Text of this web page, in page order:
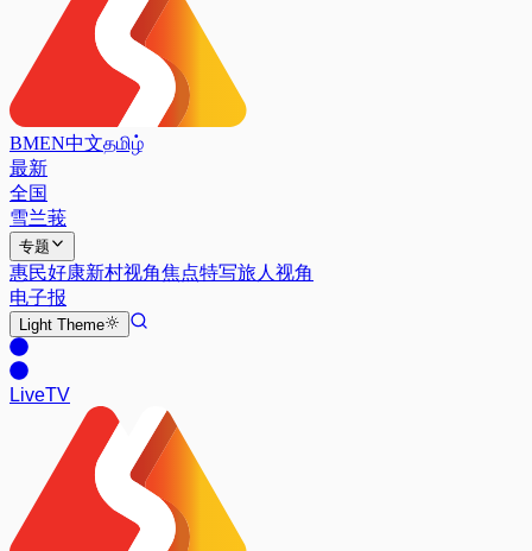
BMEN中文தமிழ்
最新
全国
雪兰莪
专题
惠民好康新村视角焦点特写旅人视角
电子报
Light Theme
LiveTV